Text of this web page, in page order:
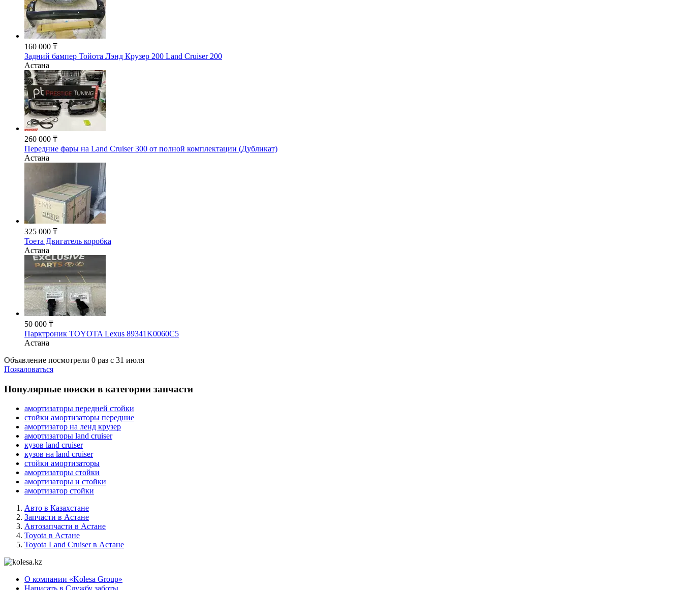
160 000 ₸
Задний бампер Тойота Лэнд Крузер 200 Land Cruiser 200
Астана
260 000 ₸
Передние фары на Land Cruiser 300 от полной комплектации (Дубликат)
Астана
325 000 ₸
Тоета Двигатель коробка
Астана
50 000 ₸
Парктроник TOYOTA Lexus 89341K0060C5
Астана
Объявление посмотрели 0 раз c 31 июля
Пожаловаться
Популярные поиски в категории запчасти
амортизаторы передней стойки
стойки амортизаторы передние
амортизатор на ленд крузер
амортизаторы land cruiser
кузов land cruiser
кузов на land cruiser
стойки амортизаторы
амортизаторы стойки
амортизаторы и стойки
амортизатор стойки
Авто в Казахстане
Запчасти в Астане
Автозапчасти в Астане
Toyota в Астане
Toyota Land Cruiser в Астане
О компании «Kolesa Group»